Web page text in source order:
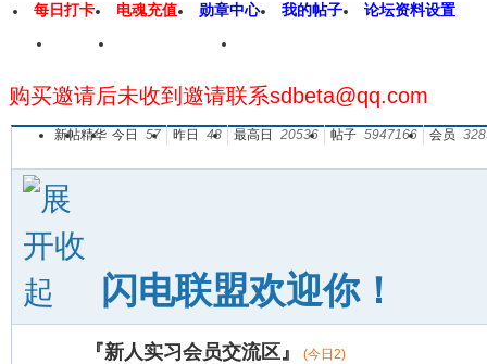
首页 闪电联盟论坛
每日打卡 电魂充值 勋章中心 我的帖子 论坛资料设置
购买邀请后未收到邀请联系sdbeta@qq.com
新帖精华 今日 57 昨日 48 最高日 20536 帖子 5947166 会员
闪电联盟欢迎你！
『新人实习会员交流区』 (今日2)